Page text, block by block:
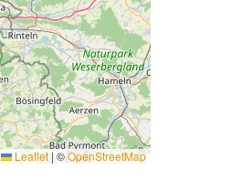
Leaflet | ©OpenStreetMap